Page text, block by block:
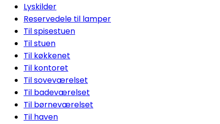
Lyskilder
Reservedele til lamper
Til spisestuen
Til stuen
Til køkkenet
Til kontoret
Til soveværelset
Til badeværelset
Til børneværelset
Til haven